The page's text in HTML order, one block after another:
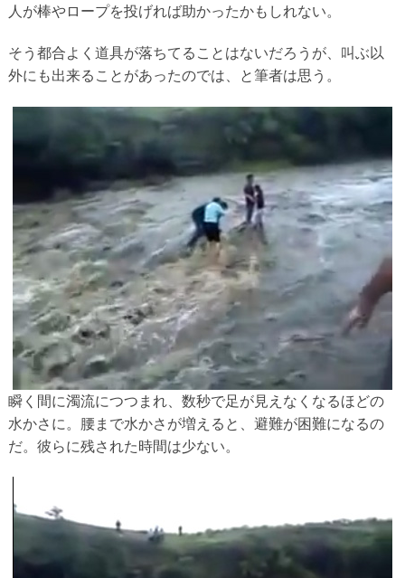
人が棒やロープを投げれば助かったかもしれない。
そう都合よく道具が落ちてることはないだろうが、叫ぶ以
外にも出来ることがあったのでは、と筆者は思う。
瞬く間に濁流につつまれ、数秒で足が見えなくなるほどの
水かさに。腰まで水かさが増えると、避難が困難になるの
だ。彼らに残された時間は少ない。